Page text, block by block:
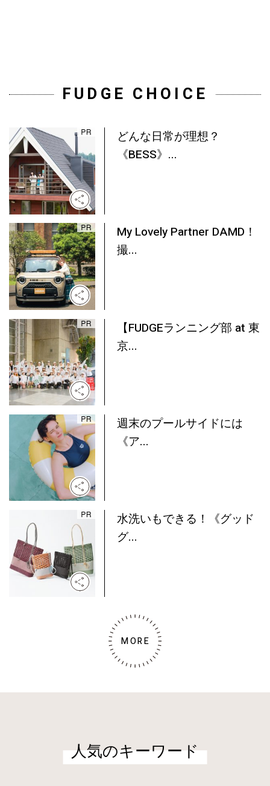
FUDGE CHOICE
どんな日常が理想？
《BESS》...
My Lovely Partner DAMD！
撮...
【FUDGEランニング部 at 東
京...
週末のプールサイドには
《ア...
水洗いもできる！《グッド
グ...
MORE
人気のキーワード